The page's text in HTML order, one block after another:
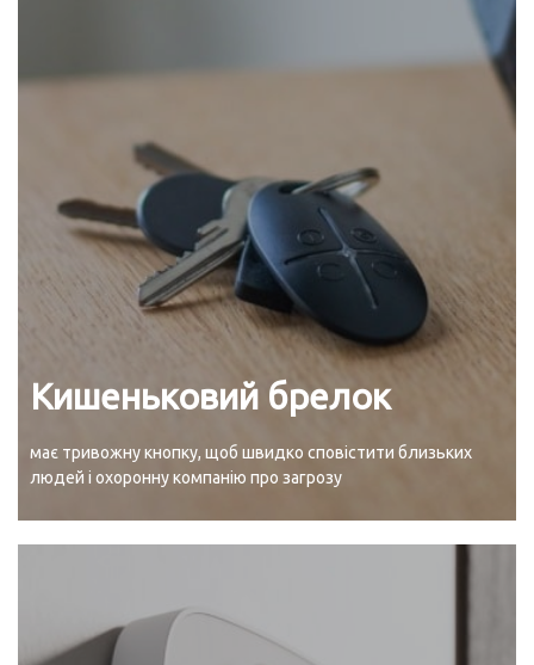
Кишеньковий брелок
має тривожну кнопку, щоб швидко сповістити близьких
людей і охоронну компанію про загрозу